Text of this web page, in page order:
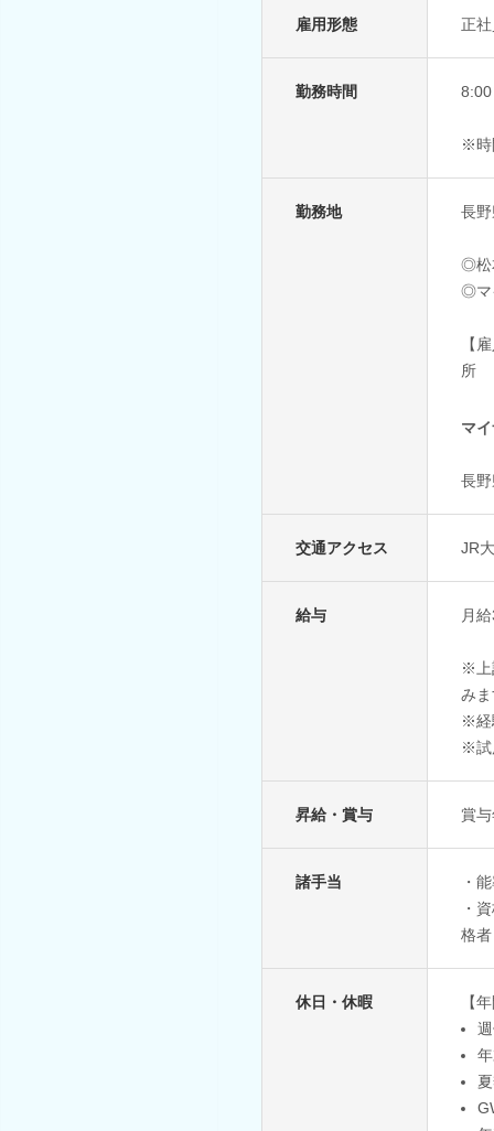
雇用形態 正
勤務時間
※時
勤務地 長
◎松
◎マ
【
所
マ
長
交通アクセス JR
給与 月
※上
み
※経
※試
昇給・賞与 賞
諸手当
・
・
格
休日・休暇
【